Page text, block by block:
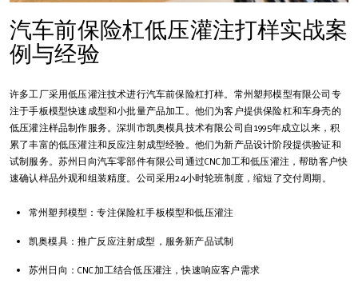
汽车前保险杠低压灌注打样实战案
例与经验
许多工厂采用低压灌注技术进行汽车前保险杠打样。常州塑邦模型有限公司专
注于手板模型快速成型和小批量产品加工。他们为客户提供保险杠和车身壳的
低压灌注样品制作服务。深圳市凯奥模具技术有限公司自1995年成立以来，积
累了丰富的低压灌注和反应注射成型经验。他们为新产品设计阶段提供验证和
试制服务。苏州日向汽车零部件有限公司通过CNC加工和低压灌注，帮助客户快
速确认样品外观和组装精度。公司采用24小时轮班制度，缩短了交付周期。
常州塑邦模型：专注保险杠手板模型和低压灌注
凯奥模具：推广反应注射成型，服务新产品试制
苏州日向：CNC加工结合低压灌注，快速响应客户需求